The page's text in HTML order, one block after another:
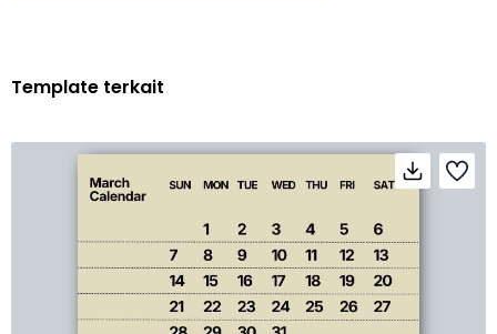
Template terkait